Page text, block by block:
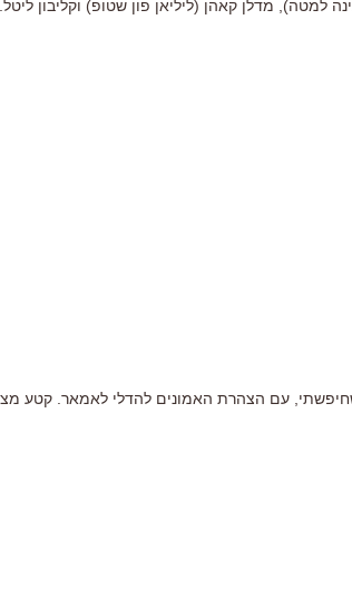
למטה), מדלן קאהן (ליליאן פון שטופ) וקליבון ליטל.
עם הצהרת האמונים להדלי לאמאר. קטע